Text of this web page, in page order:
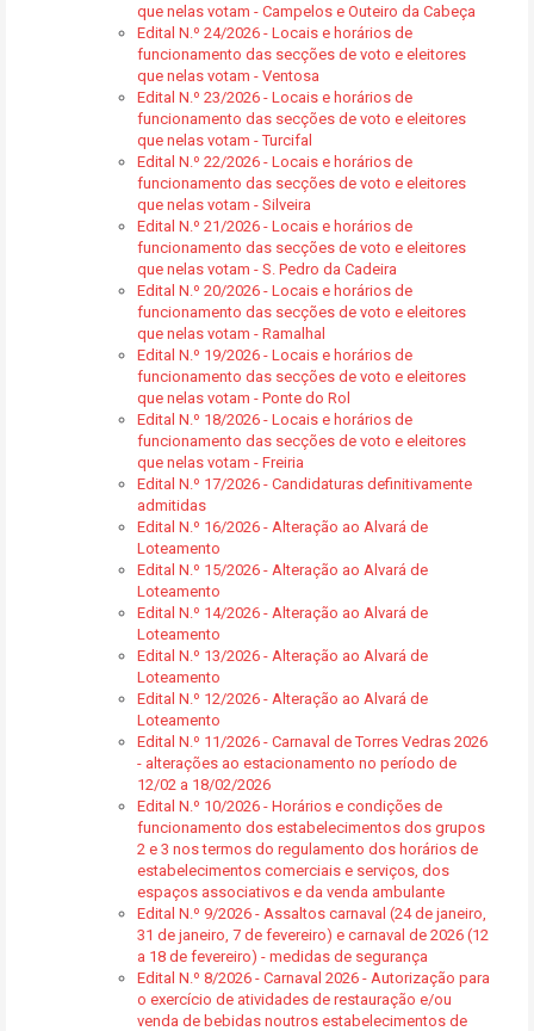
que nelas votam - Campelos e Outeiro da Cabeça
Edital N.º 24/2026 - Locais e horários de
funcionamento das secções de voto e eleitores
que nelas votam - Ventosa
Edital N.º 23/2026 - Locais e horários de
funcionamento das secções de voto e eleitores
que nelas votam - Turcifal
Edital N.º 22/2026 - Locais e horários de
funcionamento das secções de voto e eleitores
que nelas votam - Silveira
Edital N.º 21/2026 - Locais e horários de
funcionamento das secções de voto e eleitores
que nelas votam - S. Pedro da Cadeira
Edital N.º 20/2026 - Locais e horários de
funcionamento das secções de voto e eleitores
que nelas votam - Ramalhal
Edital N.º 19/2026 - Locais e horários de
funcionamento das secções de voto e eleitores
que nelas votam - Ponte do Rol
Edital N.º 18/2026 - Locais e horários de
funcionamento das secções de voto e eleitores
que nelas votam - Freiria
Edital N.º 17/2026 - Candidaturas definitivamente
admitidas
Edital N.º 16/2026 - Alteração ao Alvará de
Loteamento
Edital N.º 15/2026 - Alteração ao Alvará de
Loteamento
Edital N.º 14/2026 - Alteração ao Alvará de
Loteamento
Edital N.º 13/2026 - Alteração ao Alvará de
Loteamento
Edital N.º 12/2026 - Alteração ao Alvará de
Loteamento
Edital N.º 11/2026 - Carnaval de Torres Vedras 2026
- alterações ao estacionamento no período de
12/02 a 18/02/2026
Edital N.º 10/2026 - Horários e condições de
funcionamento dos estabelecimentos dos grupos
2 e 3 nos termos do regulamento dos horários de
estabelecimentos comerciais e serviços, dos
espaços associativos e da venda ambulante
Edital N.º 9/2026 - Assaltos carnaval (24 de janeiro,
31 de janeiro, 7 de fevereiro) e carnaval de 2026 (12
a 18 de fevereiro) - medidas de segurança
Edital N.º 8/2026 - Carnaval 2026 - Autorização para
o exercício de atividades de restauração e/ou
venda de bebidas noutros estabelecimentos de